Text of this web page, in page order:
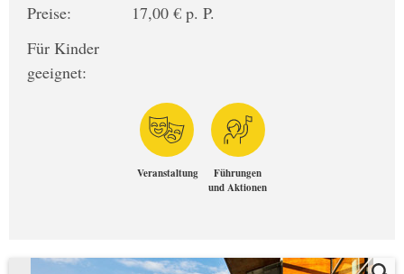
Preise:
17,00 € p. P.
Für Kinder
geeignet:
Veranstaltung
Führungen
und Aktionen